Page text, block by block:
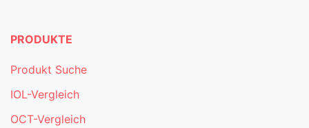
PRODUKTE
Produkt Suche
IOL-Vergleich
OCT-Vergleich